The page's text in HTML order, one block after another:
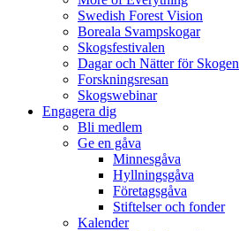
Swedish Forest Vision
Boreala Svampskogar
Skogsfestivalen
Dagar och Nätter för Skogen
Forskningsresan
Skogswebinar
Engagera dig
Bli medlem
Ge en gåva
Minnesgåva
Hyllningsgåva
Företagsgåva
Stiftelser och fonder
Kalender